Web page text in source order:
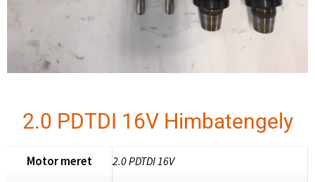
2.0 PDTDI 16V Himbatengely
Motor meret 2.0 PDTDI 16V